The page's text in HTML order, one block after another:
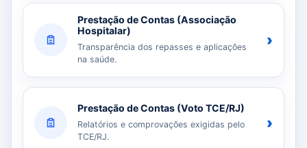
Prestação de Contas (Associação
Hospitalar)
Transparência dos repasses e aplicações
na saúde.
›
Prestação de Contas (Voto TCE/RJ)
Relatórios e comprovações exigidas pelo
TCE/RJ.
›